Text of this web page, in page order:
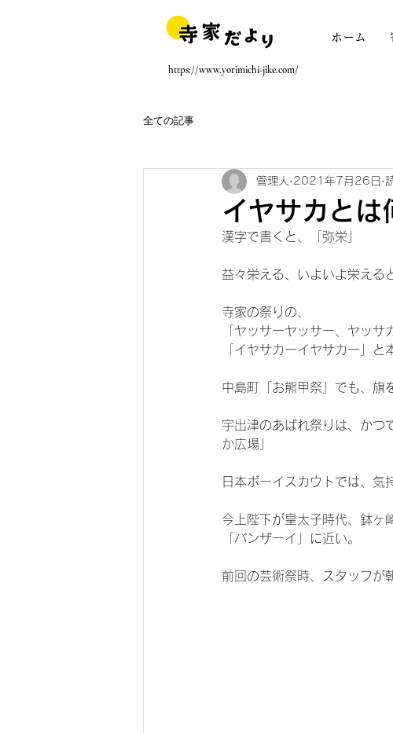
ホーム
https://www.yorimichi-jike.com/
全ての記事
イヤサカとは
管理人 2021年7月26日
漢字で書くと、「弥栄」
益々栄える、いよいよ栄える
寺家の祭りの、
「ヤッサーヤッサー、ヤッサ
「イヤサカーイヤサカー」と
中島町「お熊甲祭」でも、旗
宇出津のあばれ祭りは、かつ
か広場」
日本ボーイスカウトでは、気
今上陛下が皇太子時代、鉢ヶ
「バンザーイ」に近い。
前回の芸術祭時、スタッフが